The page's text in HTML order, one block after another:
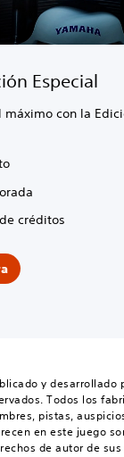
Especial
máximo con la
créditos
y desarrollado
Todos los
pistas,
en este juego
de autor de